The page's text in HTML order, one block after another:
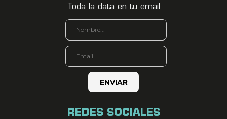
Toda la data en tu email
REDES SOCIALES